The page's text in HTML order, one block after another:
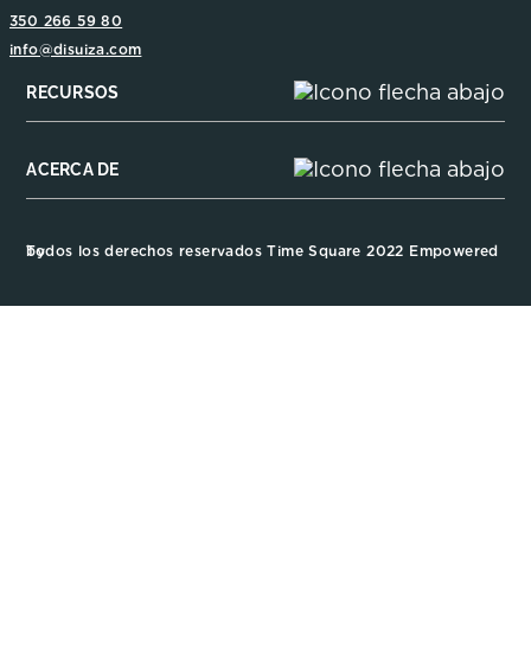
350 266 59 80
info@disuiza.com
RECURSOS
ACERCA DE
Todos los derechos reservados Time Square 2022 Empowered by